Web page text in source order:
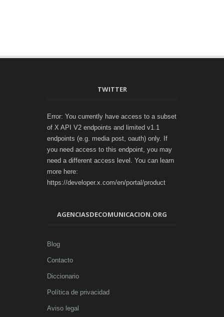
TWITTER
Error: You currently have access to a subset
of X API V2 endpoints and limited v1.1
endpoints (e.g. media post, oauth) only. If
you need access to this endpoint, you may
need a different access level. You can learn
more here:
https://developer.x.com/en/portal/product
AGENCIASDECOMUNICACION.ORG
Blog
Contacto
Diccionario
Política de privacidad
Aviso legal